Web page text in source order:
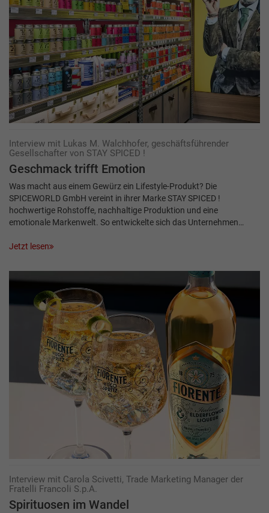
Interview mit Lukas M. Walchhofer, geschäftsführender
Gesellschafter von STAY SPICED !
Geschmack trifft Emotion
Was macht aus einem Gewürz ein Lifestyle-Produkt? Die
SPICEWORLD GmbH vereint in ihrer Marke STAY SPICED !
hochwertige Rohstoffe, nachhaltige Produktion und eine
emotionale Markenwelt. So entwickelte sich das Unternehmen…
Jetzt lesen
Interview mit Carola Scivetti, Trade Marketing Manager der
Fratelli Francoli S.p.A.
Spirituosen im Wandel